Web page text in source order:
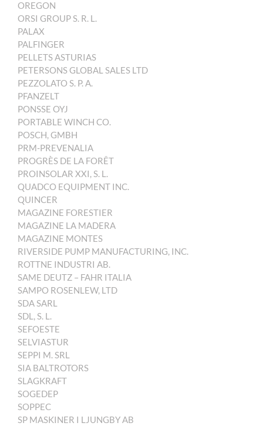
OREGON
ORSI GROUP S. R. L.
PALAX
PALFINGER
PELLETS ASTURIAS
PETERSONS GLOBAL SALES LTD
PEZZOLATO S. P. A.
PFANZELT
PONSSE OYJ
PORTABLE WINCH CO.
POSCH, GMBH
PRM-PREVENALIA
PROGRÈS DE LA FORÊT
PROINSOLAR XXI, S. L.
QUADCO EQUIPMENT INC.
QUINCER
MAGAZINE FORESTIER
MAGAZINE LA MADERA
MAGAZINE MONTES
RIVERSIDE PUMP MANUFACTURING, INC.
ROTTNE INDUSTRI AB.
SAME DEUTZ – FAHR ITALIA
SAMPO ROSENLEW, LTD
SDA SARL
SDL, S. L.
SEFOESTE
SELVIASTUR
SEPPI M. SRL
SIA BALTROTORS
SLAGKRAFT
SOGEDEP
SOPPEC
SP MASKINER I LJUNGBY AB